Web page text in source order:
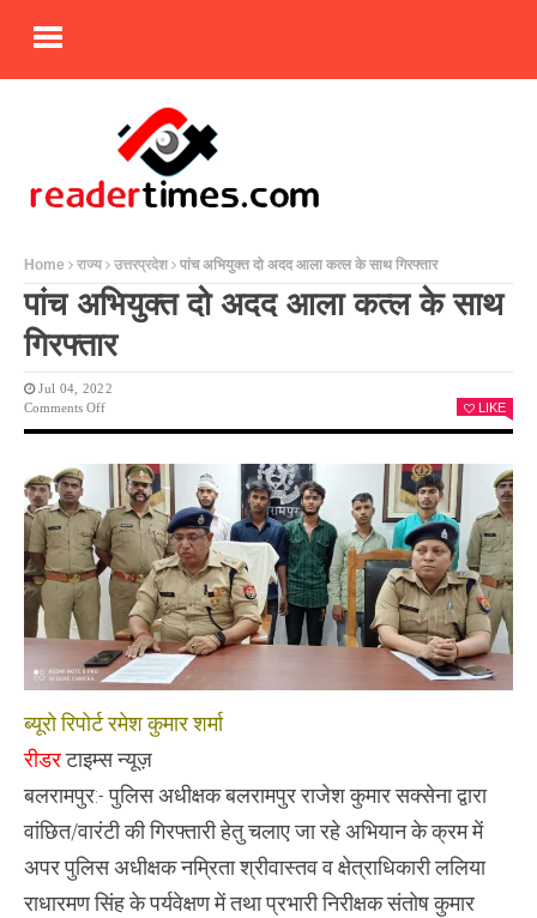
Home राज्य उत्तरप्रदेश पांच अभियुक्त दो अदद आला कत्ल के साथ गिरफ्तार
पांच अभियुक्त दो अदद आला कत्ल के साथ
गिरफ्तार
Jul 04, 2022
Comments OffOn
दो
अदद
आला
कत्ल
के
साथ
गिरफ्तार
LIKE
ब्यूरो रिपोर्ट रमेश कुमार शर्मा
रीडरटाइम्स न्यूज़
बलरामपुर:- पुलिस अधीक्षक बलरामपुर राजेश कुमार सक्सेना द्वारा
वांछित/वारंटी की गिरफ्तारी हेतु चलाए जा रहे अभियान के क्रम में
अपर पुलिस अधीक्षक नम्रिता श्रीवास्तव व क्षेत्राधिकारी ललिया
राधारमण सिंह के पर्यवेक्षण में तथा प्रभारी निरीक्षक संतोष कुमार